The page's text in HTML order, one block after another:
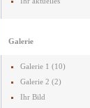
Galerie
Galerie 1 (10)
Galerie 2 (2)
Ihr Bild